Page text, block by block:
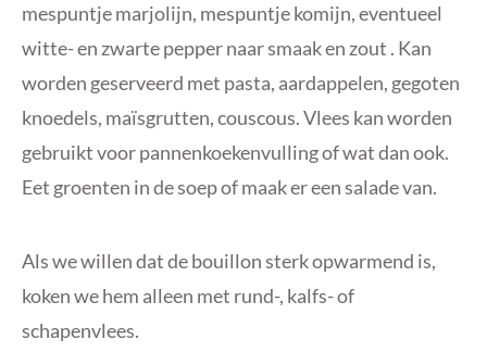
mespuntje marjolijn, mespuntje komijn, eventueel
witte- en zwarte pepper naar smaak en zout . Kan
worden geserveerd met pasta, aardappelen, gegoten
knoedels, maïsgrutten, couscous. Vlees kan worden
gebruikt voor pannenkoekenvulling of wat dan ook.
Eet groenten in de soep of maak er een salade van.
Als we willen dat de bouillon sterk opwarmend is,
koken we hem alleen met rund-, kalfs- of
schapenvlees.